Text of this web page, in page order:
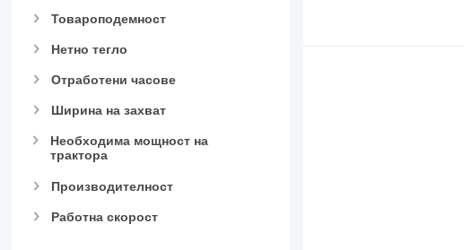
Товароподемност
Нетно тегло
Отработени часове
Ширина на захват
Необходима мощност на
трактора
Производителност
Работна скорост